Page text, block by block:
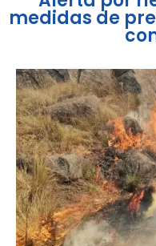
medidas de